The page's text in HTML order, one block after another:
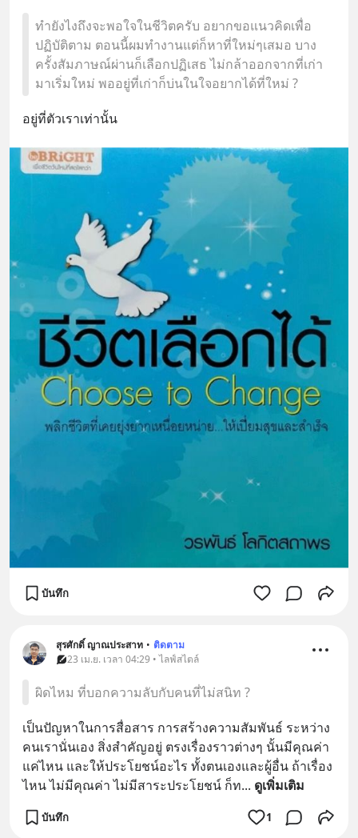
ทำยังไงถึงจะพอใจในชีวิตครับ อยากขอแนวคิดเพื่อ
ปฏิบัติตาม ตอนนี้ผมทำงานแต่ก็หาที่ใหม่ๆเสมอ บาง
ครั้งสัมภาษณ์ผ่านก็เลือกปฏิเสธ ไม่กล้าออกจากที่เก่า
มาเริ่มใหม่ พออยู่ที่เก่าก็บ่นในใจอยากได้ที่ใหม่ ?
อยู่ที่ตัวเราเท่านั้น
บันทึก
สุรศักดิ์ ญาณประสาท • ติดตาม
23 เม.ย. เวลา 04:29 • ไลฟ์สไตล์
ผิดไหม ที่บอกความลับกับคนที่ไม่สนิท ?
เป็นปัญหาในการสื่อสาร การสร้างความสัมพันธ์ ระหว่าง
คนเรานั่นเอง สิ่งสำคัญอยู่ ตรงเรื่องราวต่างๆ นั้นมีคุณค่า
แค่ไหน และให้ประโยชน์อะไร ทั้งตนเองและผู้อื่น ถ้าเรื่อง
ไหน ไม่มีคุณค่า ไม่มีสาระประโยชน์ ก็ท... ดูเพิ่มเติม
บันทึก 1